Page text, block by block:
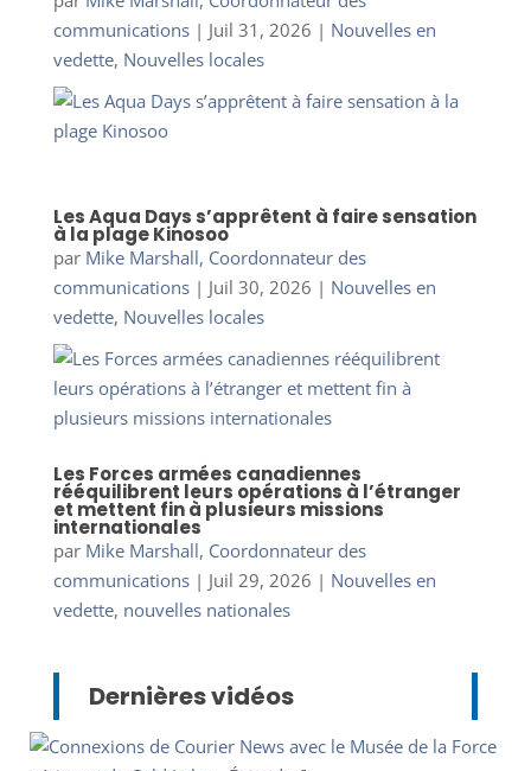
communications| Juil 31, 2026 | Nouvelles en
vedette, Nouvelles locales
Les Aqua Days s’apprêtent à faire sensation
à la plage Kinosoo
par Mike Marshall, Coordonnateur des
communications| Juil 30, 2026 | Nouvelles en
vedette, Nouvelles locales
Les Forces armées canadiennes
rééquilibrent leurs opérations à l’étranger
et mettent fin à plusieurs missions
internationales
par Mike Marshall, Coordonnateur des
communications| Juil 29, 2026 | Nouvelles en
vedette, nouvelles nationales
Dernières vidéos